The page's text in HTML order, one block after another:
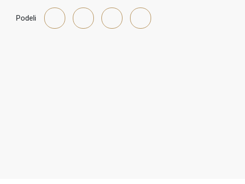
Podeli